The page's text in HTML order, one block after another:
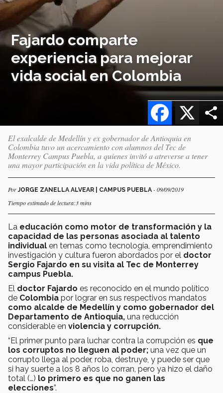
Fajardo comparte
experiencia para mejorar
vida social en Colombia
X
Facebook
El exalcalde de Medellín y ex gobernador de Antioquia en
Colombia tuvo un acercamiento con alumnos del Tec de
Monterrey Campus Puebla, a quienes invitó a atreverse a tener
una mayor participación en la vida política de México.
PorJORGE ZANELLA ALVEAR | CAMPUS PUEBLA - 09/09/2019
Tiempo estimado de lectura:3 mins
La educación como motor de transformación y la
capacidad de las personas asociada al talento
individual en temas como tecnología, emprendimiento
investigación y cultura fueron abordados por el doctor
Sergio Fajardo en su visita al Tec de Monterrey
campus Puebla.
El doctor Fajardo es reconocido en el mundo político
de Colombia por lograr en sus respectivos mandatos
como alcalde de Medellín y como gobernador del
Departamento de Antioquia, una reducción
considerable en violencia y corrupción.
“El primer punto para luchar contra la corrupción es que
los corruptos no lleguen al poder; una vez que un
corrupto llega al poder, roba, destruye, y puede ser que
si hay suerte a los 8 años lo corran, pero ya hizo el daño
total (…) lo primero es que no ganen las
elecciones”.